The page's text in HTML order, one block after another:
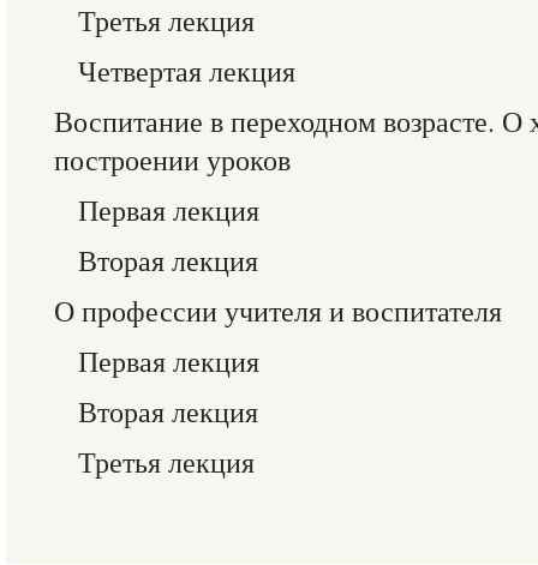
Третья лекция
Четвертая лекция
Воспитание в переходном возрасте. О
построении уроков
Первая лекция
Вторая лекция
О профессии учителя и воспитателя
Первая лекция
Вторая лекция
Третья лекция